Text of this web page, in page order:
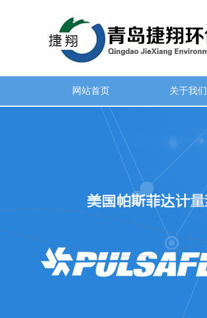
网站首页 关于我们